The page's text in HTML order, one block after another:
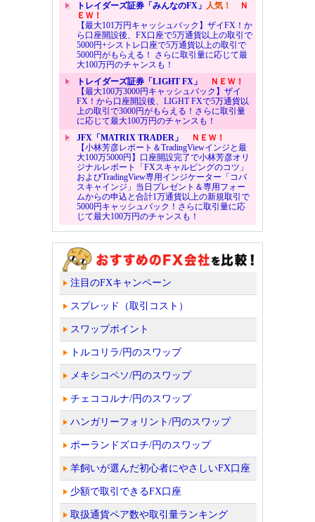
トレイダーズ証券「みんなのFX」 人気！
Ｎ
ＥＷ！
【最大101万円キャッシュバック】ザイFX！か
ら口座開設後、FX口座で5万通貨以上の取引で
5000円+シストレ口座で5万通貨以上の取引で
5000円がもらえる！ さらに取引量に応じて最
大100万円のチャンスも！
トレイダーズ証券「LIGHT FX」
ＮＥＷ！
【最大100万3000円キャッシュバック】ザイ
FX！から口座開設後、LIGHT FXで5万通貨以
上の取引で3000円がもらえる！さらに取引量
に応じて最大100万円のチャンスも！
JFX「MATRIX TRADER」
ＮＥＷ！
【小林芳彦レポート＆TradingViewインジと最
大100万5000円】口座開設完了で小林芳彦オリ
ジナルレポート「FXスキャルピングのコツ」
およびTradingView専用インジケーター「コバ
スキャインジ」当日プレゼント＆専用フォー
ムからの申込と合計1万通貨以上の新規取引で
5000円キャッシュバック！さらに取引量に応
じて最大100万円のチャンスも！
注目のFXキャンペーン
スプレッド（取引コスト）
スワップポイント
トルコリラ/円のスワップ
メキシコペソ/円のスワップ
チェココルナ/円のスワップ
ハンガリーフォリント/円のスワップ
ポーランドズロチ/円のスワップ
羊飼いが選んだ初心者にやさしいFX口座
少額で取引できるFX口座
取扱通貨ペア数や取引量ランキング